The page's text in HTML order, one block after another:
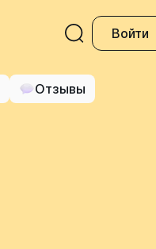
Войти
Отзывы